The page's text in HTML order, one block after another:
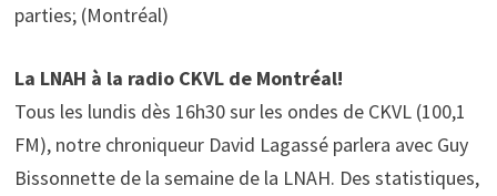
parties; (Montréal)
La LNAH à la radio CKVL de Montréal!
Tous les lundis dès 16h30 sur les ondes de CKVL (100,1
FM), notre chroniqueur David Lagassé parlera avec Guy
Bissonnette de la semaine de la LNAH. Des statistiques,